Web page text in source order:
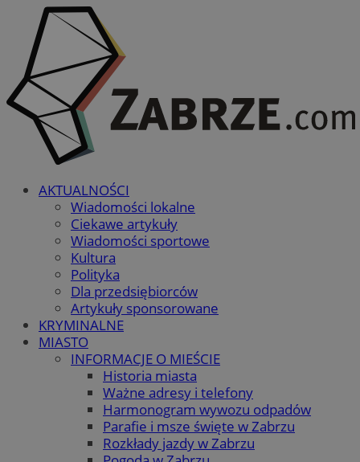
AKTUALNOŚCI
Wiadomości lokalne
Ciekawe artykuły
Wiadomości sportowe
Kultura
Polityka
Dla przedsiębiorców
Artykuły sponsorowane
KRYMINALNE
MIASTO
INFORMACJE O MIEŚCIE
Historia miasta
Ważne adresy i telefony
Harmonogram wywozu odpadów
Parafie i msze święte w Zabrzu
Rozkłady jazdy w Zabrzu